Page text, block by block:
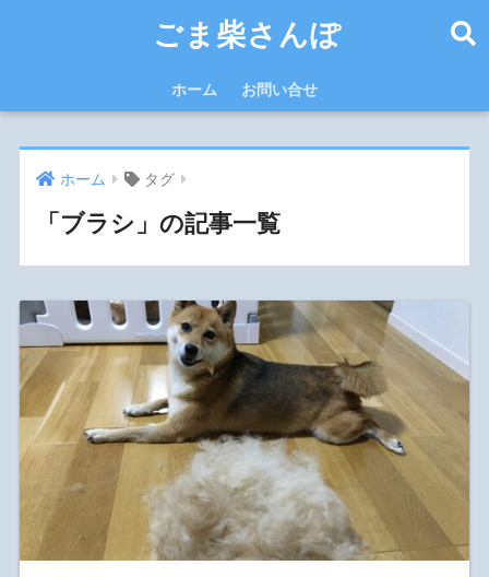
ごま柴さんぽ
ホーム お問い合せ
ホーム タグ
「ブラシ」の記事一覧